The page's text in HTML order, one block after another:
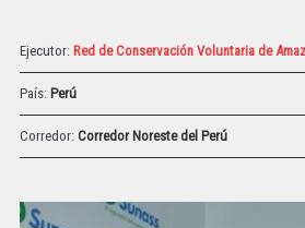
Ejecutor: Red de Conservación Voluntaria de
País: Perú
Corredor: Corredor Noreste del Perú